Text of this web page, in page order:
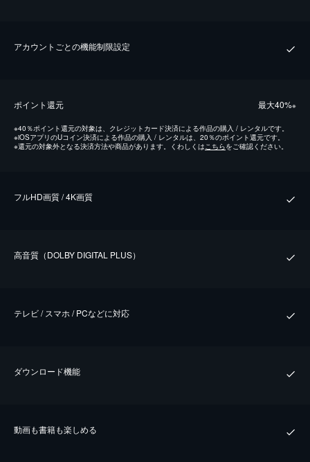
アカウントごとの機能制限設定
ポイント還元 最⼤40%※
※40％ポイント還元の対象は、クレジットカード決済による作品の購入 / レンタルです。
※iOSアプリのUコイン決済による作品の購入 / レンタルは、20％のポイント還元です。
※還元の対象外となる決済方法や商品があります。くわしくはこちらをご確認ください。
フルHD画質 / 4K画質
⾼⾳質（DOLBY DIGITAL PLUS）
テレビ / スマホ / PCなどに対応
ダウンロード機能
動画も書籍も楽しめる